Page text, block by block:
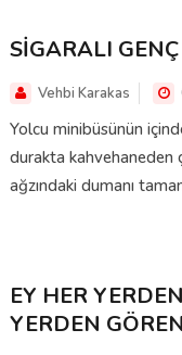
SİGARALI
Vehbi Karakas
Yolcu minibüsünün
durakta kahvehaneden
ağzındaki dumanı
EY HER
YERDEN